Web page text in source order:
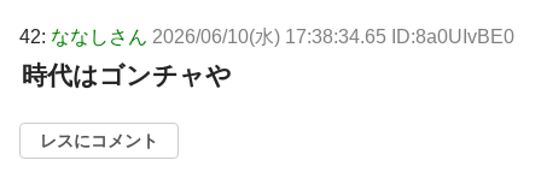
42: ななしさん 2026/06/10(水) 17:38:34.65 ID:8a0UIvBE0
時代はゴンチャや
レスにコメント